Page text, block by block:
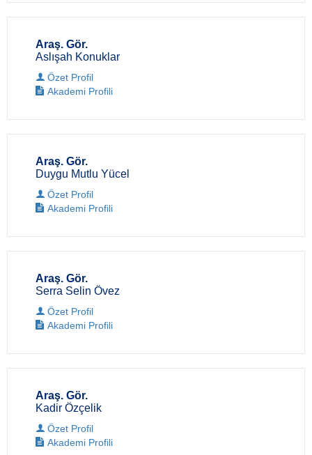
Araş. Gör.
Aslışah Konuklar
Özet Profil
Akademi Profili
Araş. Gör.
Duygu Mutlu Yücel
Özet Profil
Akademi Profili
Araş. Gör.
Serra Selin Övez
Özet Profil
Akademi Profili
Araş. Gör.
Kadir Özçelik
Özet Profil
Akademi Profili